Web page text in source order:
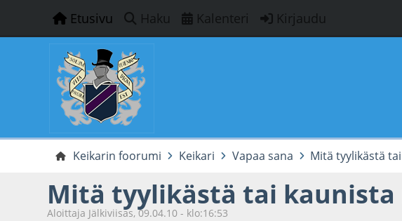
Etusivu Haku Kalenteri Kirjaudu
Keikarin foorumi Keikari Vapaa sana Mitä tyylikästä
Mitä tyylikästä tai kaunista
Aloittaja Jälkiviisas, 09.04.10 - klo:16:53